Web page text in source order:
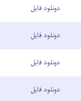
دونلود فایل
دونلود فایل
دونلود فایل
دونلود فایل